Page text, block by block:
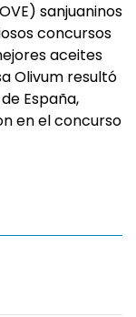
sanjuaninos
concursos
aceites
Olivum resultó
España,
en el concurso